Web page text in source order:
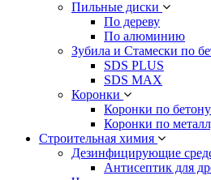
Пильные диски
По дереву
По алюминию
Зубила и Стамески по
SDS PLUS
SDS MAX
Коронки
Коронки по бетону
Коронки по
Строительная химия
Дезинфицирующие
Антисептик для